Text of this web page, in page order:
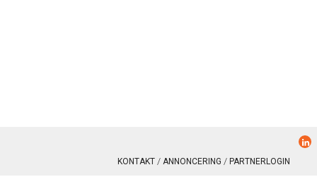
KONTAKT ANNONCERING PARTNERLOGIN